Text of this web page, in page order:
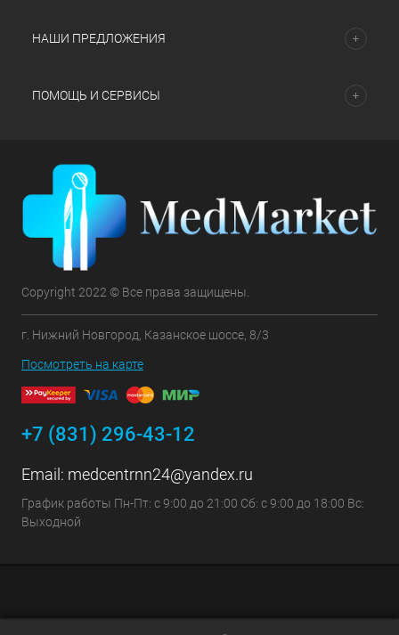
НАШИ ПРЕДЛОЖЕНИЯ
ПОМОЩЬ И СЕРВИСЫ
Copyright 2022 © Все права защищены.
г. Нижний Новгород, Казанское шоссе, 8/3
Посмотреть на карте
+7 (831) 296-43-12
Email: medcentrnn24@yandex.ru
График работы Пн-Пт: с 9:00 до 21:00 Сб: с 9:00 до 18:00 Вс:
Выходной